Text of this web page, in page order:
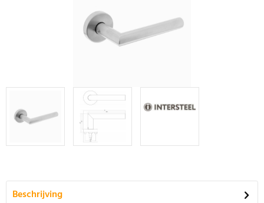
Beschrijving